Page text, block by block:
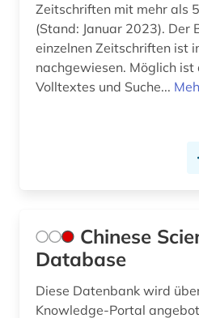
Zeitschriften mit mehr als
(Stand: Januar 2023). Der
einzelnen Zeitschriften ist
nachgewiesen. Möglich ist
Volltextes und Suche...
Chinese
Database
Diese Datenbank wird
Knowledge-Portal